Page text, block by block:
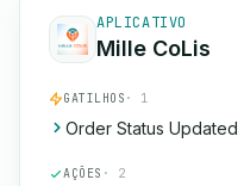
APLICATIVO
Mille CoLis
GATILHOS · 1
Order Status Updated
AÇÕES · 2